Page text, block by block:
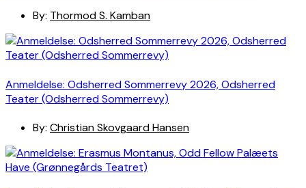
By: Thormod S. Kamban
Anmeldelse: Odsherred Sommerrevy 2026, Odsherred
Teater (Odsherred Sommerrevy)
By: Christian Skovgaard Hansen